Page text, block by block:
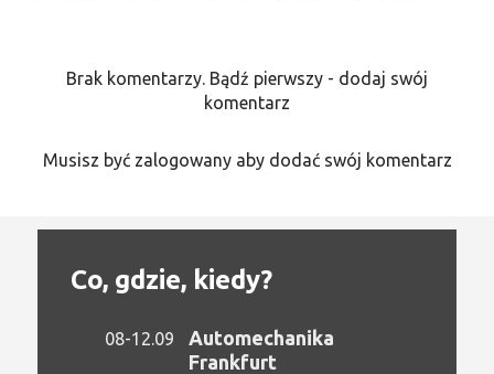
Brak komentarzy. Bądź pierwszy - dodaj swój
komentarz
Musisz być zalogowany aby dodać swój komentarz
Co, gdzie, kiedy?
08-12.09
Automechanika
Frankfurt